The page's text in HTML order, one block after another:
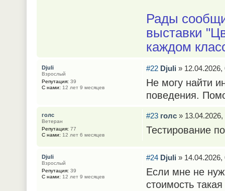
Рады
выставки
каждом
#22 Djuli » 12.04.2026,
Не могу найти
поведения.
Djuli
Взрослый
Репутация: 39
С нами: 12 лет 9 месяцев
#23 голс» 13.04.2026,
Тестирование
голс
Ветеран
Репутация: 77
С нами: 12 лет 6 месяцев
#24 Djuli » 14.04.2026,
Если мне не
стоимость
Djuli
Взрослый
Репутация: 39
С нами: 12 лет 9 месяцев